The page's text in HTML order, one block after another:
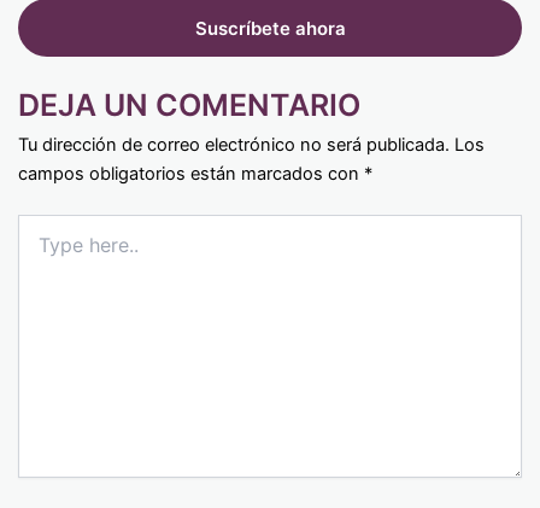
DEJA UN COMENTARIO
Tu dirección de correo electrónico no será publicada. Los
campos obligatorios están marcados con *
here..